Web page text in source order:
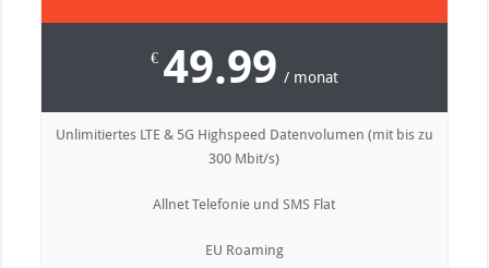
€ 49.99 / monat
Unlimitiertes LTE & 5G Highspeed Datenvolumen (mit bis zu
300 Mbit/s)
Allnet Telefonie und SMS Flat
EU Roaming